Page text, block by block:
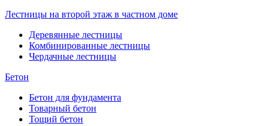
Лестницы на второй этаж в частном доме
Деревянные лестницы
Комбинированные лестницы
Чердачные лестницы
Бетон
Бетон для фундамента
Товарный бетон
Тощий бетон